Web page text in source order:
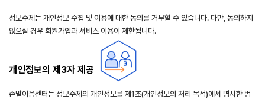
정보주체는 개인정보 수집 및 이용에 대한 동의를 거부할 수 있습니다. 다만, 동의하지
않으실 경우 회원가입과 서비스 이용이 제한됩니다.
개인정보의 제3자 제공
손말이음센터는 정보주체의 개인정보를 제1조(개인정보의 처리 목적)에서 명시한 범